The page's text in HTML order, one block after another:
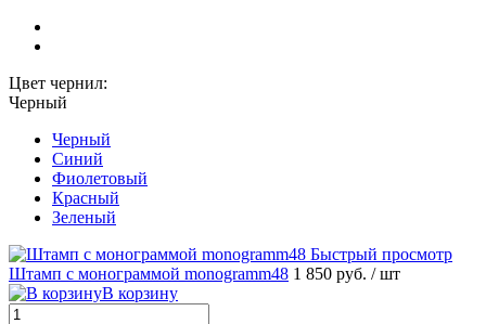
Цвет чернил:
Черный
Черный
Синий
Фиолетовый
Красный
Зеленый
Быстрый просмотр
Штамп с монограммой monogramm48 1 850 руб. / шт
В корзину